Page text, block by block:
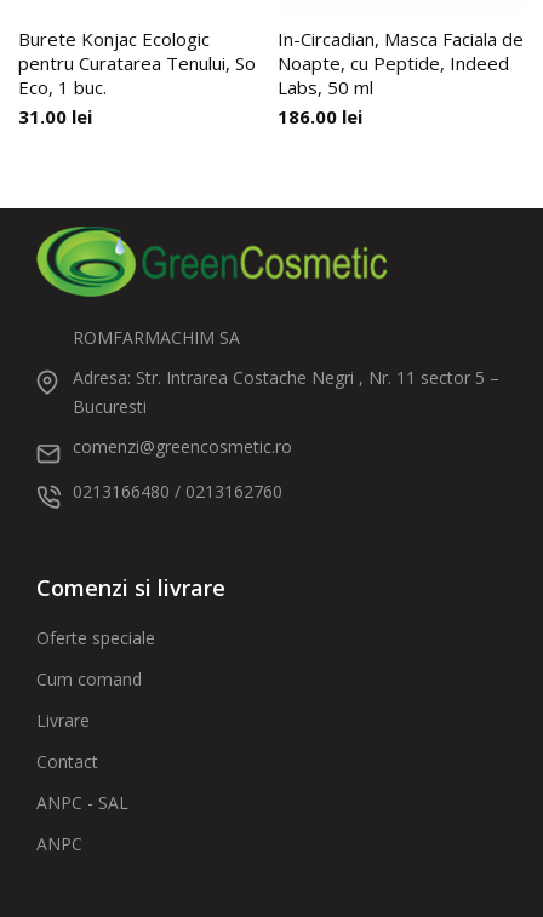
Burete Konjac Ecologic
pentru Curatarea Tenului, So
Eco, 1 buc.
31.00 lei
In-Circadian, Masca Faciala de
Noapte, cu Peptide, Indeed
Labs, 50 ml
186.00 lei
ROMFARMACHIM SA
Adresa: Str. Intrarea Costache Negri , Nr. 11 sector 5 –
Bucuresti
comenzi@greencosmetic.ro
0213166480 / 0213162760
Comenzi si livrare
Oferte speciale
Cum comand
Livrare
Contact
ANPC - SAL
ANPC